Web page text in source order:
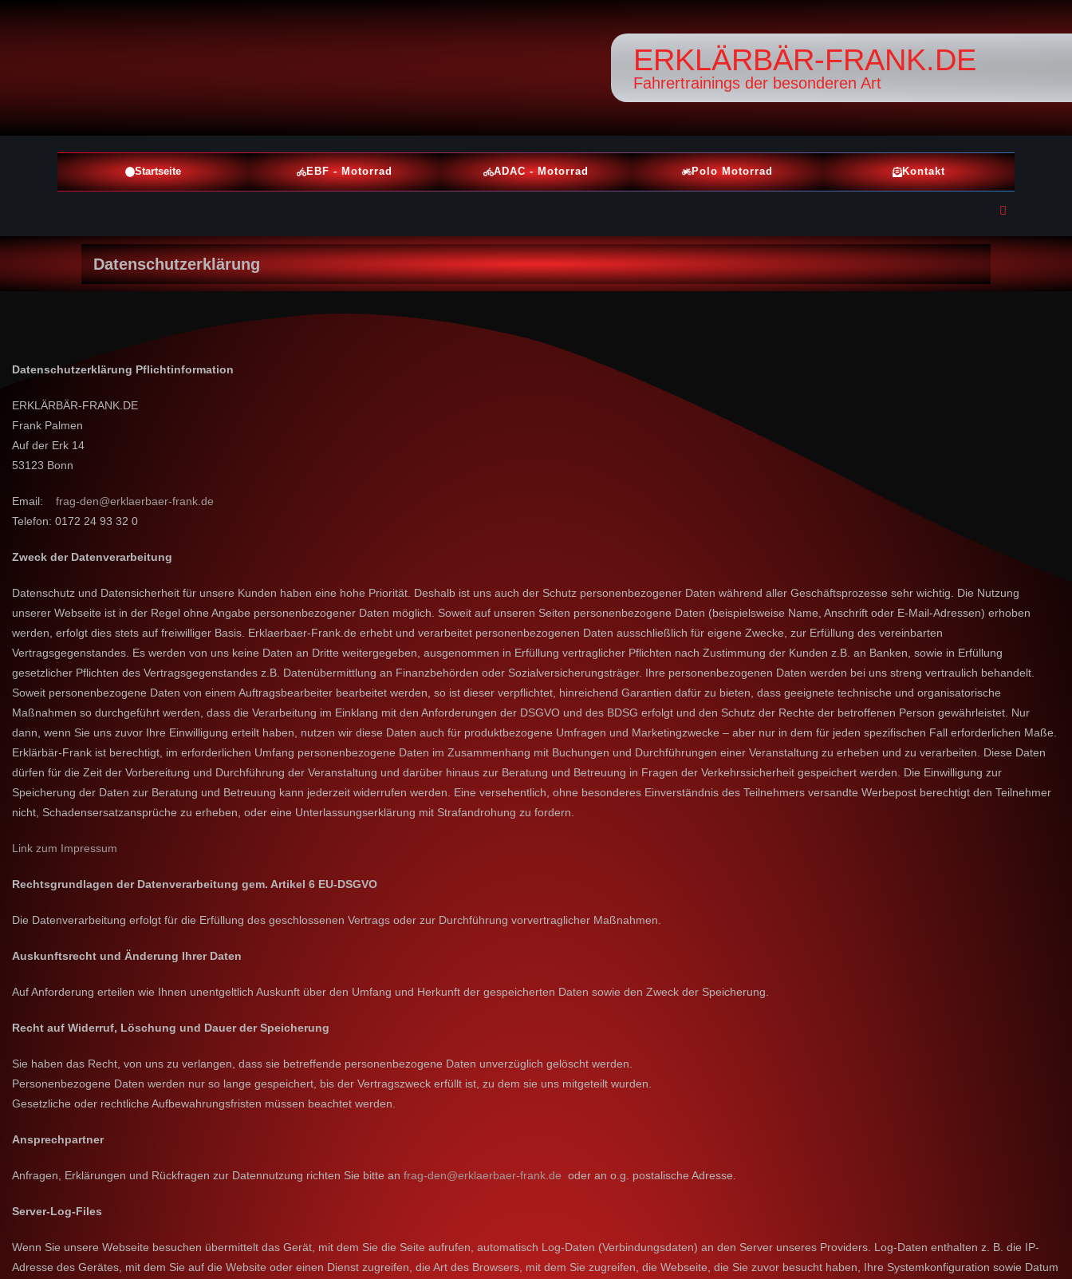
ERKLÄRBÄR-FRANK.DE
Fahrertrainings der besonderen Art
Startseite EBF - Motorrad ADAC - Motorrad Polo Motorrad Kontakt
Datenschutzerklärung
Datenschutzerklärung Pflichtinformation
ERKLÄRBÄR-FRANK.DE
Frank Palmen
Auf der Erk 14
53123 Bonn
Email: frag-den@erklaerbaer-frank.de
Telefon: 0172 24 93 32 0
Zweck der Datenverarbeitung
Datenschutz und Datensicherheit für unsere Kunden haben eine hohe Priorität. Deshalb ist uns auch der Schutz personenbezogener Daten während aller Geschäftsprozesse sehr wichtig. Die Nutzung
unserer Webseite ist in der Regel ohne Angabe personenbezogener Daten möglich. Soweit auf unseren Seiten personenbezogene Daten (beispielsweise Name, Anschrift oder E-Mail-Adressen) erhoben
werden, erfolgt dies stets auf freiwilliger Basis. Erklaerbaer-Frank.de erhebt und verarbeitet personenbezogenen Daten ausschließlich für eigene Zwecke, zur Erfüllung des vereinbarten
Vertragsgegenstandes. Es werden von uns keine Daten an Dritte weitergegeben, ausgenommen in Erfüllung vertraglicher Pflichten nach Zustimmung der Kunden z.B. an Banken, sowie in Erfüllung
gesetzlicher Pflichten des Vertragsgegenstandes z.B. Datenübermittlung an Finanzbehörden oder Sozialversicherungsträger. Ihre personenbezogenen Daten werden bei uns streng vertraulich behandelt.
Soweit personenbezogene Daten von einem Auftragsbearbeiter bearbeitet werden, so ist dieser verpflichtet, hinreichend Garantien dafür zu bieten, dass geeignete technische und organisatorische
Maßnahmen so durchgeführt werden, dass die Verarbeitung im Einklang mit den Anforderungen der DSGVO und des BDSG erfolgt und den Schutz der Rechte der betroffenen Person gewährleistet. Nur
dann, wenn Sie uns zuvor Ihre Einwilligung erteilt haben, nutzen wir diese Daten auch für produktbezogene Umfragen und Marketingzwecke – aber nur in dem für jeden spezifischen Fall erforderlichen Maße.
Erklärbär-Frank ist berechtigt, im erforderlichen Umfang personenbezogene Daten im Zusammenhang mit Buchungen und Durchführungen einer Veranstaltung zu erheben und zu verarbeiten. Diese Daten
dürfen für die Zeit der Vorbereitung und Durchführung der Veranstaltung und darüber hinaus zur Beratung und Betreuung in Fragen der Verkehrssicherheit gespeichert werden. Die Einwilligung zur
Speicherung der Daten zur Beratung und Betreuung kann jederzeit widerrufen werden. Eine versehentlich, ohne besonderes Einverständnis des Teilnehmers versandte Werbepost berechtigt den Teilnehmer
nicht, Schadensersatzansprüche zu erheben, oder eine Unterlassungserklärung mit Strafandrohung zu fordern.
Link zum Impressum
Rechtsgrundlagen der Datenverarbeitung gem. Artikel 6 EU-DSGVO
Die Datenverarbeitung erfolgt für die Erfüllung des geschlossenen Vertrags oder zur Durchführung vorvertraglicher Maßnahmen.
Auskunftsrecht und Änderung Ihrer Daten
Auf Anforderung erteilen wie Ihnen unentgeltlich Auskunft über den Umfang und Herkunft der gespeicherten Daten sowie den Zweck der Speicherung.
Recht auf Widerruf, Löschung und Dauer der Speicherung
Sie haben das Recht, von uns zu verlangen, dass sie betreffende personenbezogene Daten unverzüglich gelöscht werden.
Personenbezogene Daten werden nur so lange gespeichert, bis der Vertragszweck erfüllt ist, zu dem sie uns mitgeteilt wurden.
Gesetzliche oder rechtliche Aufbewahrungsfristen müssen beachtet werden.
Ansprechpartner
Anfragen, Erklärungen und Rückfragen zur Datennutzung richten Sie bitte an frag-den@erklaerbaer-frank.de oder an o.g. postalische Adresse.
Server-Log-Files
Wenn Sie unsere Webseite besuchen übermittelt das Gerät, mit dem Sie die Seite aufrufen, automatisch Log-Daten (Verbindungsdaten) an den Server unseres Providers. Log-Daten enthalten z. B. die IP-
Adresse des Gerätes, mit dem Sie auf die Website oder einen Dienst zugreifen, die Art des Browsers, mit dem Sie zugreifen, die Webseite, die Sie zuvor besucht haben, Ihre Systemkonfiguration sowie Datum